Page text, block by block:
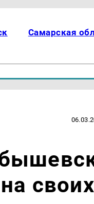
Самарская